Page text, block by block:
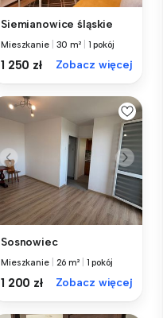
Siemianowice śląskie
Mieszkanie 30 m² 1 pokój
1 250 zł Zobacz więcej
Sosnowiec
Mieszkanie 26 m² 1 pokój
1 200 zł Zobacz więcej